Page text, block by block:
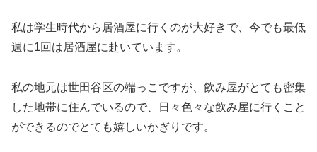
私は学生時代から居酒屋に行くのが大好きで、今でも最低
週に1回は居酒屋に赴いています。
私の地元は世田谷区の端っこですが、飲み屋がとても密集
した地帯に住んでいるので、日々色々な飲み屋に行くこと
ができるのでとても嬉しいかぎりです。